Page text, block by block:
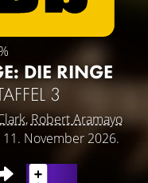
DIE RINGE
3
, Robert Aramayo
November 2026.